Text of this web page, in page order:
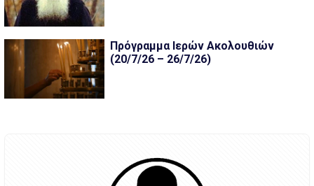
Πρόγραμμα Ιερών Ακολουθιών
(20/7/26 – 26/7/26)